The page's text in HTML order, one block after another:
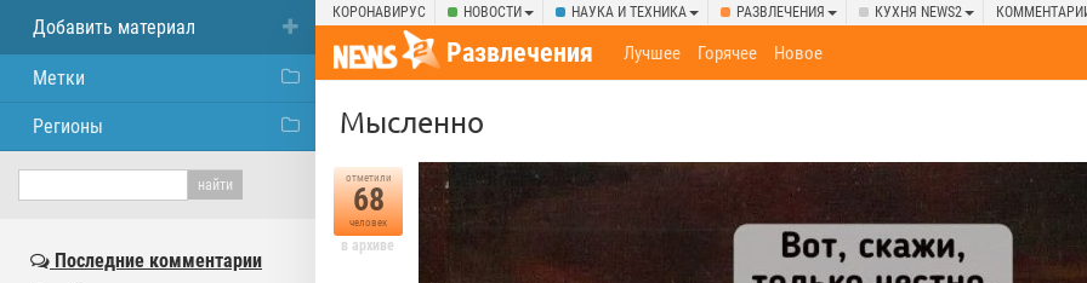
КОРОНАВИРУС НОВОСТИ НАУКА И ТЕХНИКА РАЗВЛЕЧЕНИЯ КУХНЯ NEWS2
Развлечения Лучшее Горячее Новое
Мысленно
отметили
68
человек
в архиве
Добавить материал
Метки
Регионы
Последние комментарии